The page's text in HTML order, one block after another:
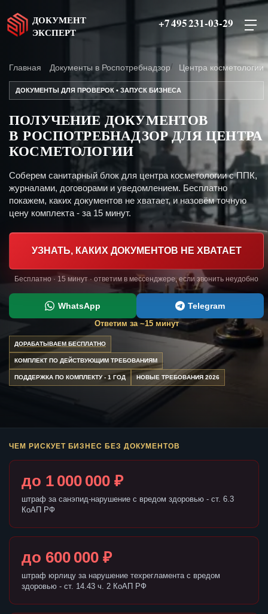
ДОКУМЕНТ
ЭКСПЕРТ
+7 495 231-03-29
Главная Документы в Роспотребнадзор Центра косметологии
ДОКУМЕНТЫ ДЛЯ ПРОВЕРОК • ЗАПУСК БИЗНЕСА
ПОЛУЧЕНИЕ ДОКУМЕНТОВ
В РОСПОТРЕБНАДЗОР ДЛЯ ЦЕНТРА
КОСМЕТОЛОГИИ
Соберем санитарный блок для центра косметологии с ППК,
журналами, договорами и уведомлением. Бесплатно
покажем, каких документов не хватает, и назовём точную
цену комплекта - за 15 минут.
УЗНАТЬ, КАКИХ ДОКУМЕНТОВ НЕ ХВАТАЕТ
Бесплатно · 15 минут · ответим в мессенджере, если звонить неудобно
WhatsApp Telegram
Ответим за ~15 минут
ДОРАБАТЫВАЕМ БЕСПЛАТНО
КОМПЛЕКТ ПО ДЕЙСТВУЮЩИМ ТРЕБОВАНИЯМ
ПОДДЕРЖКА ПО КОМПЛЕКТУ - 1 ГОД НОВЫЕ ТРЕБОВАНИЯ 2026
ЧЕМ РИСКУЕТ БИЗНЕС БЕЗ ДОКУМЕНТОВ
до 1 000 000 ₽
штраф за санэпид-нарушение с вредом здоровью - ст. 6.3
КоАП РФ
до 600 000 ₽
штраф юрлицу за нарушение техрегламента с вредом
здоровью - ст. 14.43 ч. 2 КоАП РФ